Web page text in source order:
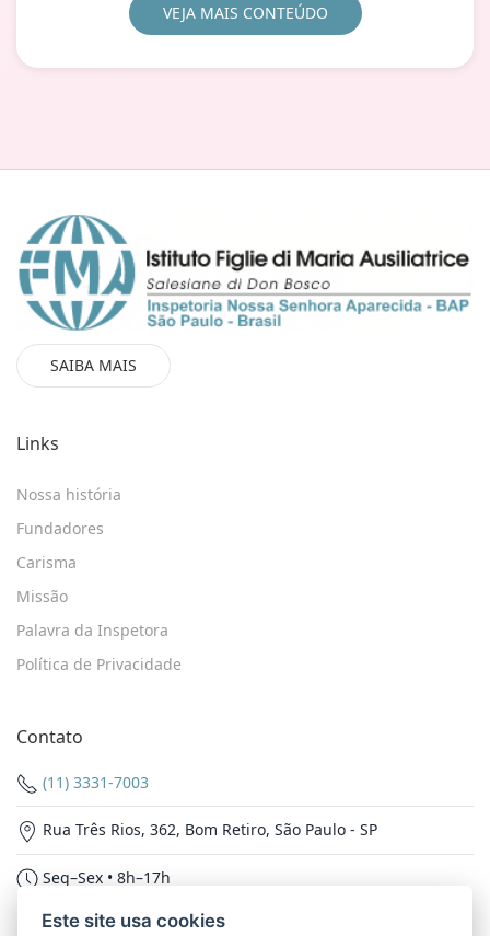
VEJA MAIS CONTEÚDO
SAIBA MAIS
Links
Nossa história
Fundadores
Carisma
Missão
Palavra da Inspetora
Política de Privacidade
Contato
(11) 3331-7003
Rua Três Rios, 362, Bom Retiro, São Paulo - SP
Seg–Sex • 8h–17h
Este site usa cookies